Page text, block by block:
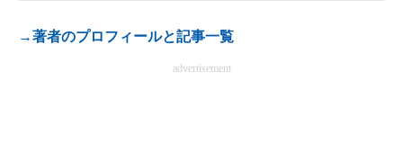
→著者のプロフィールと記事一覧
advertisement